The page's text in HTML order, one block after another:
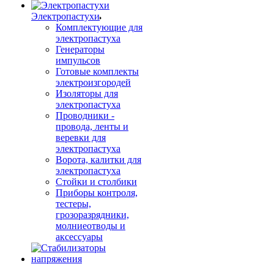
Электропастухи
Комплектующие для
электропастуха
Генераторы
импульсов
Готовые комплекты
электроизгородей
Изоляторы для
электропастуха
Проводники -
провода, ленты и
веревки для
электропастуха
Ворота, калитки для
электропастуха
Стойки и столбики
Приборы контроля,
тестеры,
грозоразрядники,
молниеотводы и
аксессуары